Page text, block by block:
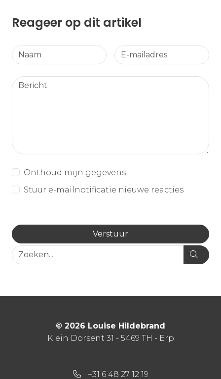
Reageer op dit artikel
Onthoud mijn gegevens
Stuur e-mailnotificatie nieuwe reacties
© 2026 Louise Hildebrand
Klein Dorsent 31 - 5469 TH - Erp
+31 6 48 27 12 19